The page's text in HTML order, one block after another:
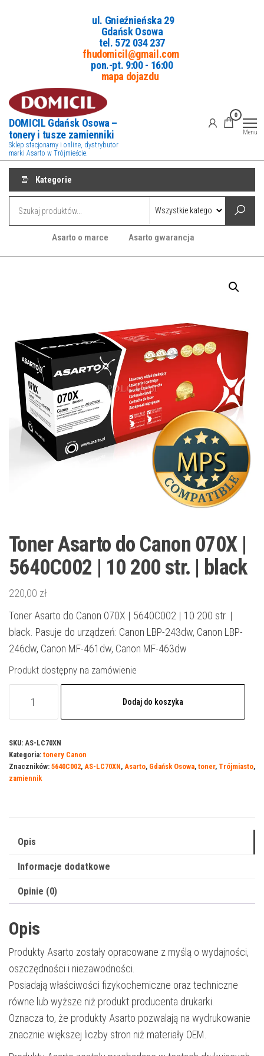
ul. Gnieźnieńska 29
Gdańsk Osowa
tel. 572 034 237
fhudomicil@gmail.com
pon.-pt. 9:00 - 16:00
mapa dojazdu
DOMICIL Gdańsk Osowa –
tonery i tusze zamienniki
Sklep stacjonarny i online, dystrybutor
marki Asarto w Trójmieście.
0
Menu
Kategorie
Asarto o marce Asarto gwarancja
Toner Asarto do Canon 070X |
5640C002 | 10 200 str. | black
220,00 zł
Toner Asarto do Canon 070X | 5640C002 | 10 200 str. |
black. Pasuje do urządzeń: Canon LBP-243dw, Canon LBP-
246dw, Canon MF-461dw, Canon MF-463dw
Produkt dostępny na zamówienie
do
Canon
070X
10
str.
black
Dodaj do koszyka
SKU: AS-LC70XN
Kategoria: tonery Canon
Znaczników: 5640C002, AS-LC70XN, Asarto, Gdańsk Osowa, toner, Trójmiasto,
zamiennik
Opis
Informacje dodatkowe
Opinie (0)
Opis
Produkty Asarto zostały opracowane z myślą o wydajności,
oszczędności i niezawodności.
Posiadają właściwości fizykochemiczne oraz techniczne
równe lub wyższe niż produkt producenta drukarki.
Oznacza to, że produkty Asarto pozwalają na wydrukowanie
znacznie większej liczby stron niż materiały OEM.